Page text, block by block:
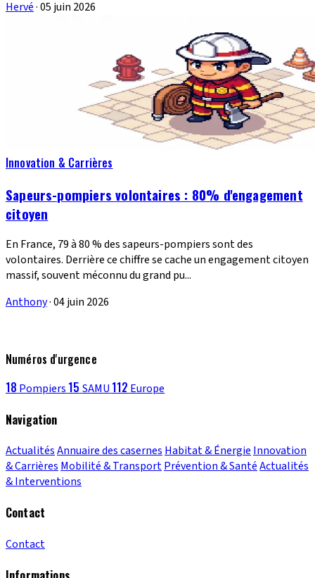
Hervé·05 juin 2026
Innovation & Carrières
Sapeurs-pompiers volontaires : 80% d'engagement
citoyen
En France, 79 à 80 % des sapeurs-pompiers sont des
volontaires. Derrière ce chiffre se cache un engagement citoyen
massif, souvent méconnu du grand pu...
Anthony·04 juin 2026
Numéros d'urgence
18 Pompiers 15 SAMU 112 Europe
Navigation
ActualitésAnnuaire des casernes Habitat & Énergie Innovation
& Carrières Mobilité & TransportPrévention & SantéActualités
& Interventions
Contact
Contact